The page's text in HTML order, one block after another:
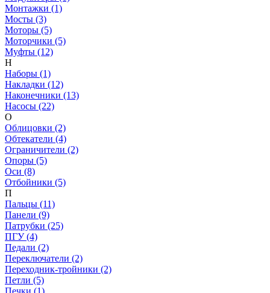
Монтажки (1)
Мосты (3)
Моторы (5)
Моторчики (5)
Муфты (12)
Н
Наборы (1)
Накладки (12)
Наконечники (13)
Насосы (22)
О
Облицовки (2)
Обтекатели (4)
Ограничители (2)
Опоры (5)
Оси (8)
Отбойники (5)
П
Пальцы (11)
Панели (9)
Патрубки (25)
ПГУ (4)
Педали (2)
Переключатели (2)
Переходник-тройники (2)
Петли (5)
Печки (1)